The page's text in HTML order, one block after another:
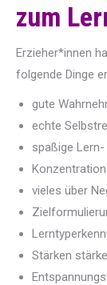
zum
Erzieher*innen
folgende Dinge
gute
echte
spaßige
vieles über
Stärken